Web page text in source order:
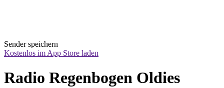
Sender speichern
Kostenlos im App Store laden
Radio Regenbogen Oldies